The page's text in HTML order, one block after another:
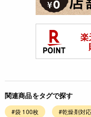
関連商品をタグで探す
#袋 100枚 #乾燥剤対